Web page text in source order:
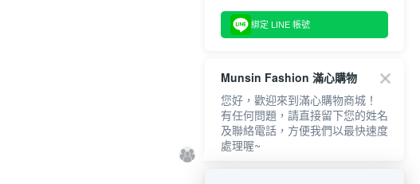
綁定 LINE 帳號
Munsin Fashion 滿心購物
您好，歡迎來到滿心購物商城！
有任何問題，請直接留下您的姓名
及聯絡電話，方便我們以最快速度
處理喔~